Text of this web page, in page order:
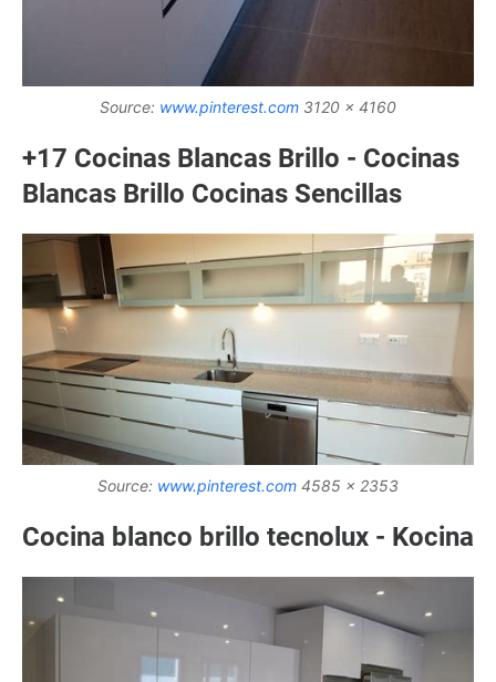
Source: www.pinterest.com 3120 x 4160
+17 Cocinas Blancas Brillo - Cocinas
Blancas Brillo Cocinas Sencillas
Source: www.pinterest.com 4585 x 2353
Cocina blanco brillo tecnolux - Kocina